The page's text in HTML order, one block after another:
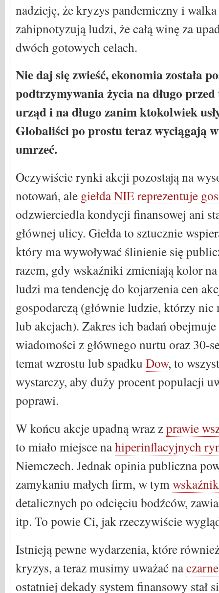
nadzieję, że kryzys pandemiczny i
zahipnotyzują ludzi, że całą winę za
dwóch gotowych celach.
Nie daj się zwieść, ekonomia została
podtrzymywania życia na długo
urząd i na długo zanim ktokolwiek
Globaliści po prostu teraz wyciągają
umrzeć.
Oczywiście rynki akcji pozostają na
notowań, ale giełda NIE reprezentuje
odzwierciedla kondycji finansowej ani
głównej ulicy. Giełda to sztucznie
który ma wywoływać ślinienie się
razem, gdy wskaźniki zmieniają kolor
ludzi ma tendencję do kojarzenia cen
gospodarczą (głównie ludzie, którzy
lub akcjach). Zakres ich badań
wiadomości z głównego nurtu oraz 30-
temat wzrostu lub spadku Dow, to
wystarczy, aby duży procent populacji
poprawi.
W końcu akcje upadną wraz zprawie
to miało miejsce nahiperinflacyjnych
Niemczech. Jednak opinia publiczna
zamykaniu małych firm, w tym
detalicznych po odcięciu bodźców,
itp. To powie Ci, jak rzeczywiście
Istnieją pewne wydarzenia, które
kryzys, a teraz musimy uważać na
ostatniej dekady system finansowy stał